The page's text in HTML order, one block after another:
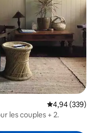
Évaluation
4,94 (339)
les couples + 2.